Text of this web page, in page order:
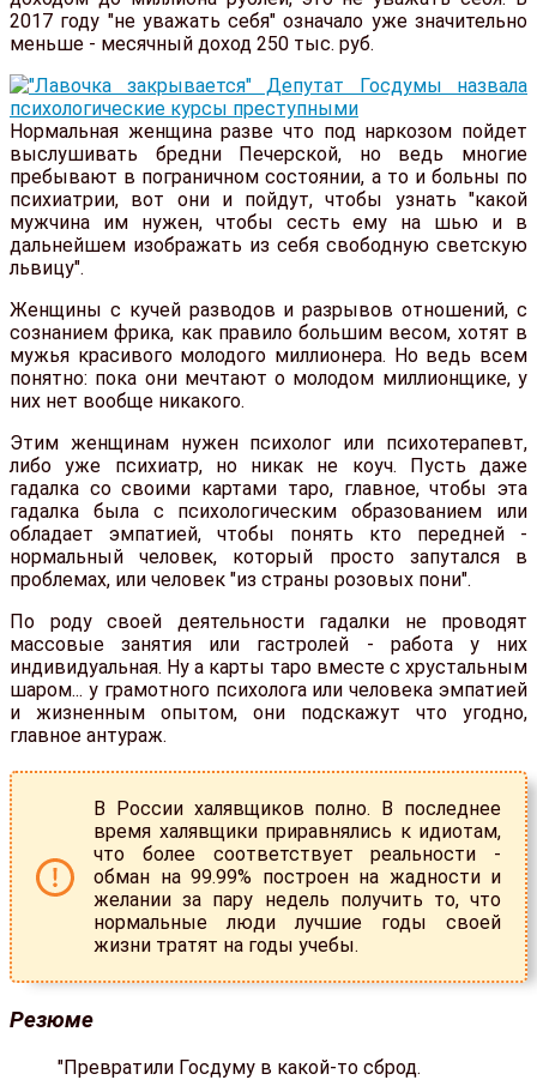
2017 году "не уважать себя" означало уже значительно
меньше - месячный доход 250 тыс. руб.
Нормальная женщина разве что под наркозом пойдет
выслушивать бредни Печерской, но ведь многие
пребывают в пограничном состоянии, а то и больны по
психиатрии, вот они и пойдут, чтобы узнать "какой
мужчина им нужен, чтобы сесть ему на шью и в
дальнейшем изображать из себя свободную светскую
львицу".
Женщины с кучей разводов и разрывов отношений, с
сознанием фрика, как правило большим весом, хотят в
мужья красивого молодого миллионера. Но ведь всем
понятно: пока они мечтают о молодом миллионщике, у
них нет вообще никакого.
Этим женщинам нужен психолог или психотерапевт,
либо уже психиатр, но никак не коуч. Пусть даже
гадалка со своими картами таро, главное, чтобы эта
гадалка была с психологическим образованием или
обладает эмпатией, чтобы понять кто передней -
нормальный человек, который просто запутался в
проблемах, или человек "из страны розовых пони".
По роду своей деятельности гадалки не проводят
массовые занятия или гастролей - работа у них
индивидуальная. Ну а карты таро вместе с хрустальным
шаром... у грамотного психолога или человека эмпатией
и жизненным опытом, они подскажут что угодно,
главное антураж.
В России халявщиков полно. В последнее
время халявщики приравнялись к идиотам,
что более соответствует реальности -
обман на 99.99% построен на жадности и
желании за пару недель получить то, что
нормальные люди лучшие годы своей
жизни тратят на годы учебы.
Резюме
"Превратили Госдуму в какой-то сброд.